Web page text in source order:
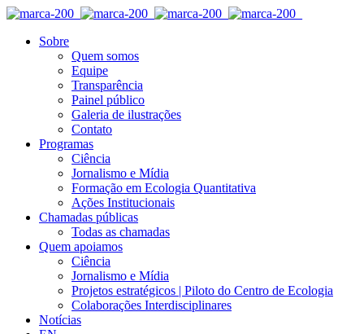
Sobre
Quem somos
Equipe
Transparência
Painel público
Galeria de ilustrações
Contato
Programas
Ciência
Jornalismo e Mídia
Formação em Ecologia Quantitativa
Ações Institucionais
Chamadas públicas
Todas as chamadas
Quem apoiamos
Ciência
Jornalismo e Mídia
Projetos estratégicos | Piloto do Centro de Ecologia
Colaborações Interdisciplinares
Notícias